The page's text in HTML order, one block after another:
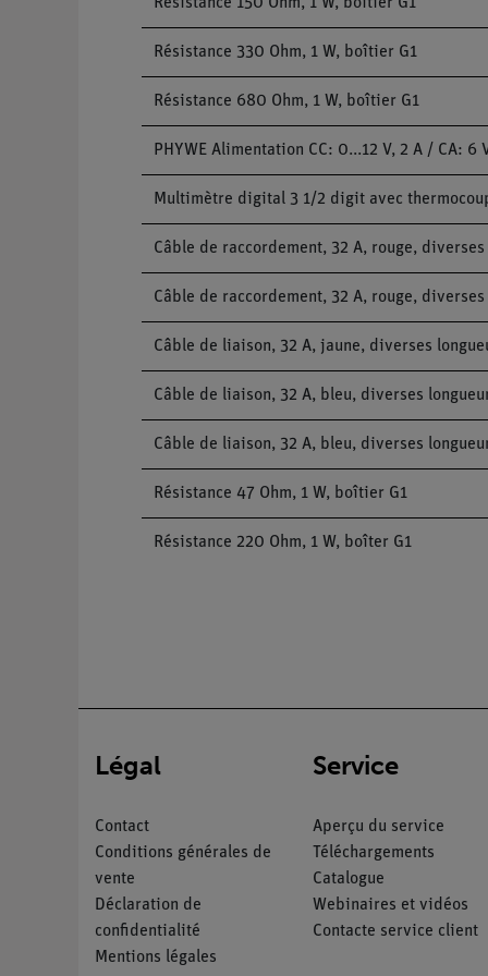
Résistance 330 Ohm, 1 W, boîtier G1
Résistance 680 Ohm, 1 W, boîtier G1
PHYWE Alimentation CC: 0...12 V, 2 A / CA: 6
Multimètre digital 3 1/2 digit avec
Câble de raccordement, 32 A, rouge, diverses
Câble de raccordement, 32 A, rouge, diverses
Câble de liaison, 32 A, jaune, diverses
Câble de liaison, 32 A, bleu, diverses
Câble de liaison, 32 A, bleu, diverses
Résistance 47 Ohm, 1 W, boîtier G1
Résistance 220 Ohm, 1 W, boîter G1
Légal
Contact
Conditions générales de
vente
Déclaration de
confidentialité
Mentions légales
Service
Aperçu du service
Téléchargements
Catalogue
Webinaires et vidéos
Contacte service client